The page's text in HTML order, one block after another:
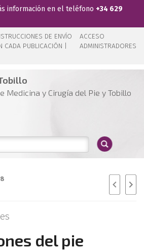
información en el teléfono +34 629
DE ENVÍO
CADA PUBLICACIÓN |
ACCESO
ADMINISTRADORES
Medicina y Cirugía del Pie y Tobillo
del pie